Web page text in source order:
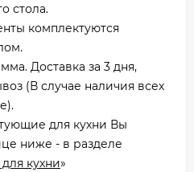
стола.
комплектуются
Доставка за 3 дня,
(В случае наличия всех
для кухни Вы
ниже - в разделе
кухни»